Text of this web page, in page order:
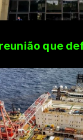
que